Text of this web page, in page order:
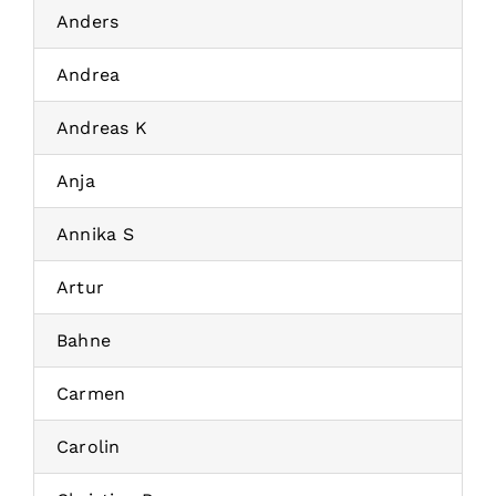
Anders
Andrea
Andreas K
Anja
Annika S
Artur
Bahne
Carmen
Carolin